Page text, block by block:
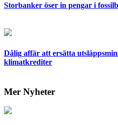
Storbanker öser in pengar i
Dålig affär att ersätta
klimatkrediter
Mer Nyheter